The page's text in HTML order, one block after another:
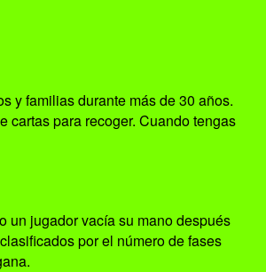
y familias durante más de 30 años.
cartas para recoger. Cuando tengas
un jugador vacía su mano después
por el número de fases